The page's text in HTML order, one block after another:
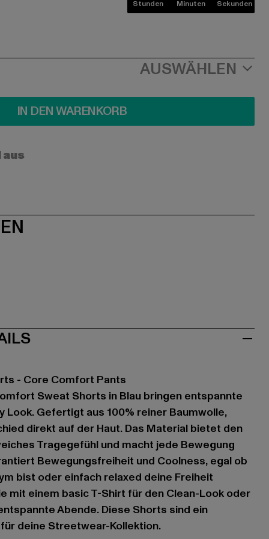
Stunden Minuten Sekunden
AUSWÄHLEN
IN DEN WARENKORB
- Core Comfort Pants
Sweat Shorts in Blau bringen entspannte
Look. Gefertigt aus 100% reiner Baumwolle,
direkt auf der Haut. Das Material bietet den
Tragegefühl und macht jede Bewegung
Bewegungsfreiheit und Coolness, egal ob
bist oder einfach relaxed deine Freiheit
mit einem basic T-Shirt für den Clean-Look oder
Abende. Diese Shorts sind ein
deine Streetwear-Kollektion.